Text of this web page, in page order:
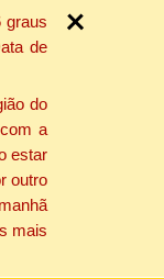
graus
de
do
a
estar
outro
mais